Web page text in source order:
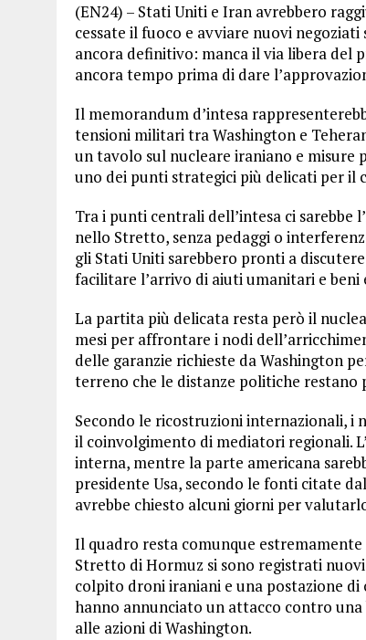
(EN24) – Stati Uniti e Iran avrebbero
cessate il fuoco e avviare nuovi
ancora definitivo: manca il via libera del
ancora tempo prima di dare
Il memorandum d’intesa
tensioni militari tra Washington e
un tavolo sul nucleare iraniano e misure
uno dei punti strategici più delicati per il
Tra i punti centrali dell’intesa ci sarebbe
nello Stretto, senza pedaggi o
gli Stati Uniti sarebbero pronti a
facilitare l’arrivo di aiuti umanitari e beni
La partita più delicata resta però il
mesi per affrontare i nodi
delle garanzie richieste da Washington
terreno che le distanze politiche restano
Secondo le ricostruzioni internazionali, i
il coinvolgimento di mediatori regionali.
interna, mentre la parte americana
presidente Usa, secondo le fonti citate
avrebbe chiesto alcuni giorni per
Il quadro resta comunque
Stretto di Hormuz si sono registrati
colpito droni iraniani e una postazione
hanno annunciato un attacco contro
alle azioni di Washington.